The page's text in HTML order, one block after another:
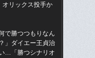
オリックス投手か
で勝つつもりなん
」ダイエー王貞治
…「勝つシナリオ